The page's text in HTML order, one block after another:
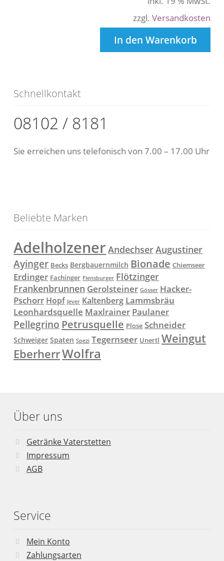
zzgl. Versandkosten
In den Warenkorb
Schnellkontakt
08102 / 8181
Sie erreichen uns telefonisch von 7.00 – 17.00 Uhr
Beliebte Marken
Adelholzener AndechserAugustiner
Ayinger Becks Bergbauernmilch Bionade Chiemseer
Erdinger Fachinger Flensburger Flötzinger
Frankenbrunnen Gerolsteiner Gösser Hacker-
Pschorr Hopf Jever Kaltenberg Lammsbräu
Leonhardsquelle Maxlrainer Paulaner
Pellegrino Petrusquelle Plose Schneider
Schweiger Spaten Spezi Tegernseer Unertl Weingut
EberherrWolfra
Über uns
Getränke Vaterstetten
Impressum
AGB
Service
Mein Konto
Zahlungsarten